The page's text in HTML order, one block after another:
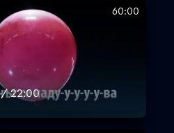
60:00
/ 22:00